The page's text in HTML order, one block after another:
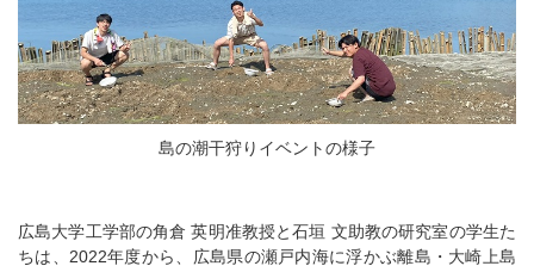
島の潮干狩りイベントの様子
広島大学工学部の角倉 英明准教授と石垣 文助教の研究室の学生た
ちは、2022年度から、広島県の瀬戸内海に浮かぶ離島・大崎上島